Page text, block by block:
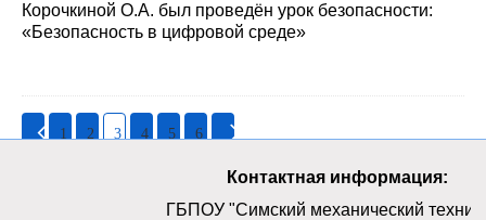
Корочкиной О.А. был проведён урок безопасности:
«Безопасность в цифровой среде»
1 2 3 4 5 6
Контактная информация:
ГБПОУ "Симский механический